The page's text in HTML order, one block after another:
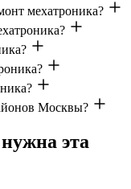
мехатроника?
Москвы?
эта